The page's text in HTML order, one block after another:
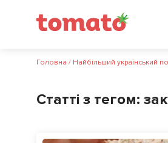
Головна / Найбільший український
Статті з тегом: